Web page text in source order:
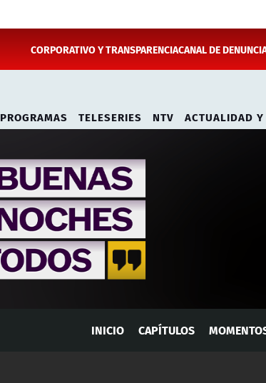
CORPORATIVO Y TRANSPARENCIACANAL DE
PROGRAMAS TELESERIES NTV ACTUALIDAD
INICIO CAPÍTULOS